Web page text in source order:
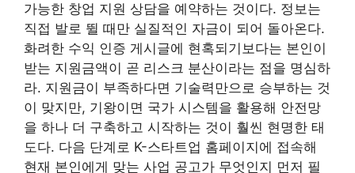
가능한 창업 지원 상담을 예약하는 것이다. 정보는
직접 발로 뛸 때만 실질적인 자금이 되어 돌아온다.
화려한 수익 인증 게시글에 현혹되기보다는 본인이
받는 지원금액이 곧 리스크 분산이라는 점을 명심하
라. 지원금이 부족하다면 기술력만으로 승부하는 것
이 맞지만, 기왕이면 국가 시스템을 활용해 안전망
을 하나 더 구축하고 시작하는 것이 훨씬 현명한 태
도다. 다음 단계로 K-스타트업 홈페이지에 접속해
현재 본인에게 맞는 사업 공고가 무엇인지 먼저 필